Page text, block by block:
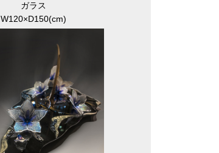
ガラス
W120×D150(cm)